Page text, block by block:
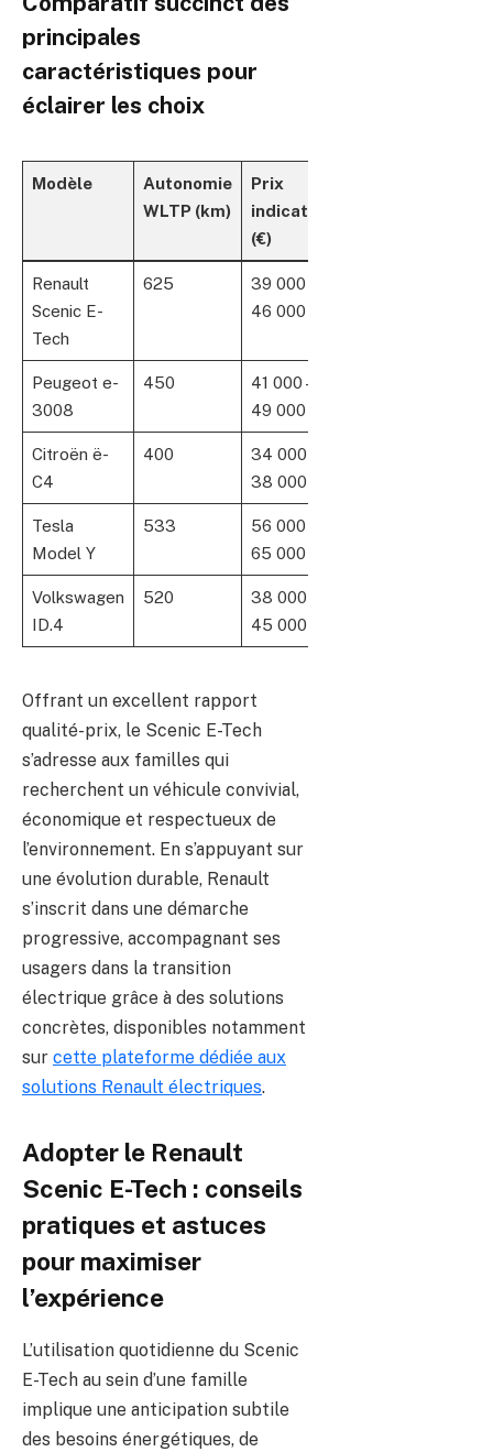
principales
caractéristiques pour
éclairer les choix
Modèle
Autonomie
WLTP (km)
Prix
indicatif
(€)
Renault
Scenic E-
Tech
625
39 000 –
46 000
Peugeot e-
3008
450
41 000 –
49 000
Citroën ë-
C4
400
34 000 –
38 000
Tesla
Model Y
533
56 000 –
65 000
Volkswagen
ID.4
520
38 000 –
45 000
Offrant un excellent rapport
qualité-prix, le Scenic E-Tech
s’adresse aux familles qui
recherchent un véhicule convivial,
économique et respectueux de
l’environnement. En s’appuyant sur
une évolution durable, Renault
s’inscrit dans une démarche
progressive, accompagnant ses
usagers dans la transition
électrique grâce à des solutions
concrètes, disponibles notamment
sur cette plateforme dédiée aux
solutions Renault électriques.
Adopter le Renault
Scenic E-Tech : conseils
pratiques et astuces
pour maximiser
l’expérience
L’utilisation quotidienne du Scenic
E-Tech au sein d’une famille
implique une anticipation subtile
des besoins énergétiques, de